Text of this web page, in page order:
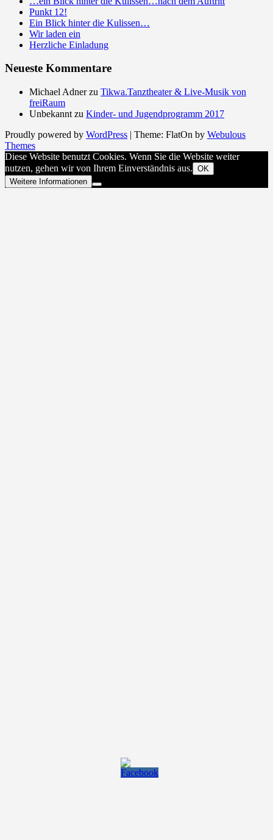
Punkt 12!
Ein Blick hinter die Kulissen…
Wir laden ein
Herzliche Einladung
Neueste Kommentare
Michael Adnerzu Tikwa.Tanztheater & Live-Musik von
freiRaum
Unbekannt zu Kinder- und Jugendprogramm 2017
Proudly powered by WordPress | Theme: FlatOn by Webulous
Themes
Diese Website benutzt Cookies. Wenn Sie die Website weiter
nutzen, gehen wir von Ihrem Einverständnis aus. OK
Weitere Informationen